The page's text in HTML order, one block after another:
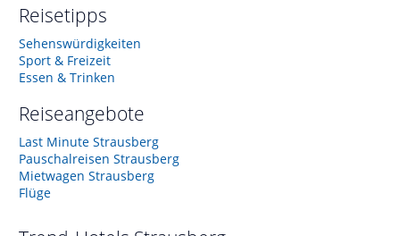
Reisetipps
Sehenswürdigkeiten
Sport & Freizeit
Essen & Trinken
Reiseangebote
Last Minute Strausberg
Pauschalreisen Strausberg
Mietwagen Strausberg
Flüge